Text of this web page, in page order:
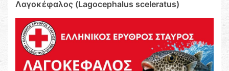
Λαγοκέφαλος (Lagocephalus sceleratus)